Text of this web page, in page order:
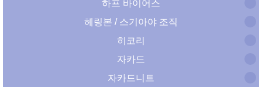
하프 바이어스
헤링본 / 스기아야 조직
히코리
자카드
자카드니트